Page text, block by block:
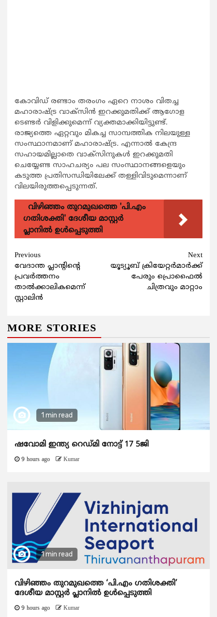
കോവിഡ് രണ്ടാം തരംഗം ഏറെ നാശം വിതച്ച
മഹാരാഷ്ട്ര വാക്സിന്‍ ഇറക്കുമതിക്ക് ആഗോള
ടെണ്ടര്‍ വിളിക്കുമെന്ന് വ്യക്തമാക്കിയിട്ടുണ്ട്.
രാജ്യത്തെ ഏറ്റവും മികച്ച സാമ്പത്തിക നിലയുള്ള
സംസ്ഥാനമാണ് മഹാരാഷ്ട്ര. എന്നാല്‍ കേന്ദ്ര
സഹായമില്ലാതെ വാക്സിനുകള്‍ ഇറക്കുമതി
ചെയ്യേണ്ട സാഹചര്യം പല സംസ്ഥാനങ്ങളെയും
കടുത്ത പ്രതിസന്ധിയിലേക്ക് തള്ളിവിടുമെന്നാണ്
വിലയിരുത്തപ്പെടുന്നത്.
വിഴിഞ്ഞം തുറമുഖത്തെ 'പി.എം
ഗതിശക്തി' ദേശീയ മാസ്റ്റർ
പ്ലാനിൽ ഉൾപ്പെടുത്തി
Continue
Reading
Previous
വേദാന്ത പ്ലാന്‍റിന്‍റെ
പ്രവര്‍ത്തനം
താല്‍ക്കാലികമെന്ന്
സ്റ്റാലിന്‍
Next
യൂട്യൂബ് ക്രിയേറ്റര്‍മാര്‍ക്ക്
പേരും പ്രൊഫൈല്‍
ചിത്രവും മാറ്റാം
MORE STORIES
1 min read
ഷവോമി ഇന്ത്യ റെഡ്മി നോട്ട് 17 5ജി
9 hours ago Kumar
1 min read
വിഴിഞ്ഞം തുറമുഖത്തെ ‘പി.എം ഗതിശക്തി’
ദേശീയ മാസ്റ്റർ പ്ലാനിൽ ഉൾപ്പെടുത്തി
9 hours ago Kumar